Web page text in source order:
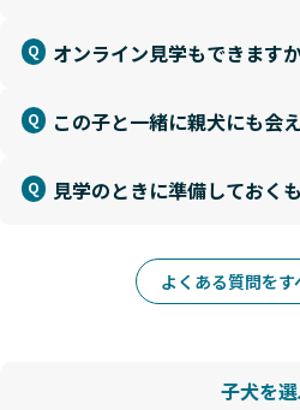
オンライン見学もできます
この子と一緒に親犬にも会
見学のときに準備しておく
よくある質問をす
子犬を